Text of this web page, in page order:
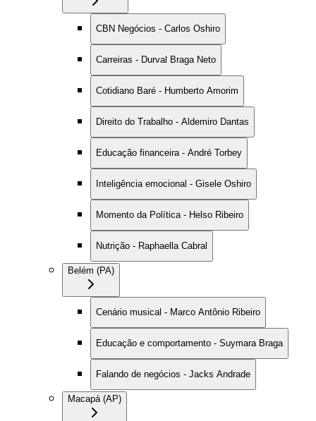
CBN Negócios - Carlos Oshiro
Carreiras - Durval Braga Neto
Cotidiano Baré - Humberto Amorim
Direito do Trabalho - Aldemiro Dantas
Educação financeira - André Torbey
Inteligência emocional - Gisele Oshiro
Momento da Política - Helso Ribeiro
Nutrição - Raphaella Cabral
Belém (PA)
Cenário musical - Marco Antônio Ribeiro
Educação e comportamento - Suymara Braga
Falando de negócios - Jacks Andrade
Macapá (AP)